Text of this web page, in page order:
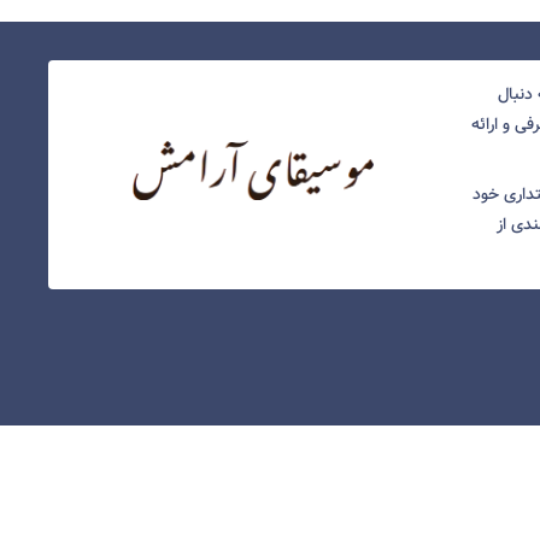
و ارائه
خود
از